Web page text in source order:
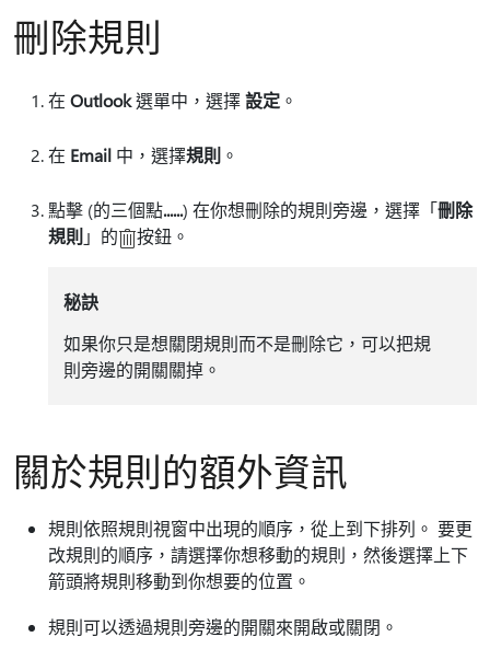
刪除規則
在 Outlook選單中，選擇設定 。
在 Email 中，選擇規則 。
點擊 (的三個點......) 在你想刪除的規則旁邊，選擇「刪除
規則 」的 按鈕。
秘訣
如果你只是想關閉規則而不是刪除它，可以把規
則旁邊的開關關掉。
關於規則的額外資訊
規則依照規則視窗中出現的順序，從上到下排列。 要更
改規則的順序，請選擇你想移動的規則，然後選擇上下
箭頭將規則移動到你想要的位置。
規則可以透過規則旁邊的開關來開啟或關閉。